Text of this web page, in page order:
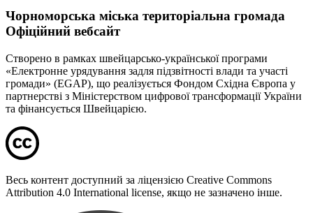
Чорноморська міська територіальна громада
Офіційний вебсайт
Створено в рамках швейцарсько-української програми
«Електронне урядування задля підзвітності влади та участі
громади» (EGAP), що реалізується Фондом Східна Європа у
партнерстві з Міністерством цифрової трансформації України
та фінансується Швейцарією.
Весь контент доступний за ліцензією Creative Commons
Attribution 4.0 International license, якщо не зазначено інше.